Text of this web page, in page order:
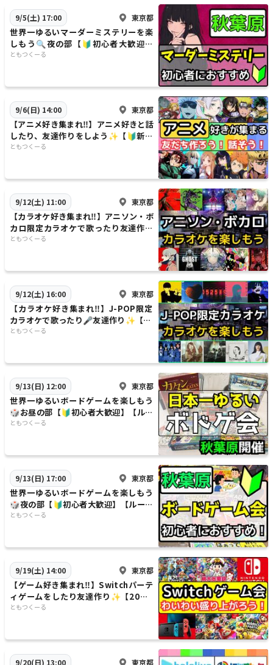
9/5(土) 17:00 東京都
世界一ゆるいマーダーミステリーを楽
しもう🔍夜の部【🔰初心者大歓迎】
【ルール説明あり⭐️】【友達作り！】
ともつくーる
9/6(日) 14:00 東京都
【アニメ好き集まれ‼️】アニメ好きと話
したり、友達作りをしよう✨️【🔰新規
大歓迎】【20代30代】
ともつくーる
9/12(土) 11:00 東京都
【カラオケ好き集まれ‼️】アニソン・ボ
カロ限定カラオケで歌ったり友達作り
✨【20代30代】【新規大歓迎🎤】
ともつくーる
9/12(土) 16:00 東京都
【カラオケ好き集まれ‼️】J-POP限定
カラオケで歌ったり🎤友達作り✨️【20
代30代】【新規大歓迎🎤】
ともつくーる
9/13(日) 12:00 東京都
世界一ゆるいボードゲームを楽しもう
🎲お昼の部【🔰初心者大歓迎】【ルー
ル説明あり⭐️】【友達作り！】
ともつくーる
9/13(日) 17:00 東京都
世界一ゆるいボードゲームを楽しもう
🎲夜の部【🔰初心者大歓迎】【ルール
説明あり⭐️】【友達作り！】
ともつくーる
9/19(土) 14:00 東京都
【ゲーム好き集まれ‼️】Switchパーテ
ィゲームをしたり友達作り✨️【20代3
0代】【雰囲気重視‼️】
ともつくーる
9/20(日) 13:00 東京都